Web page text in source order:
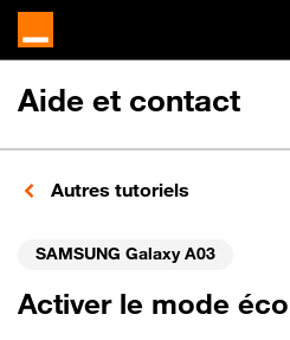
Aide et contact
Autres tutoriels
SAMSUNG Galaxy A03
Activer le mode